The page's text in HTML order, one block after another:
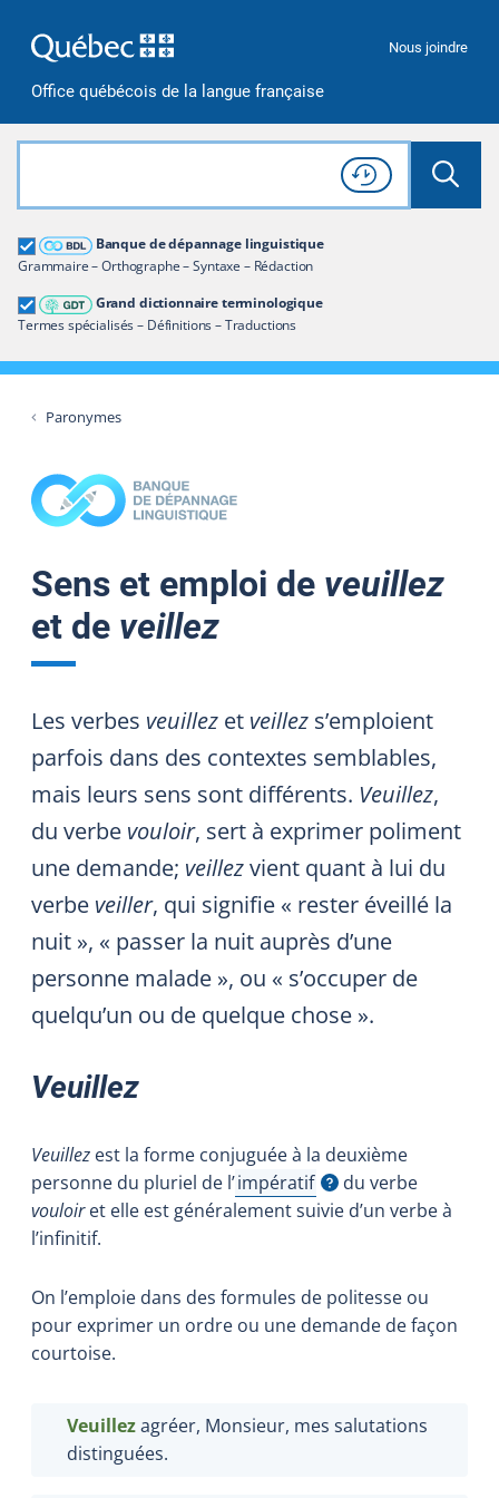
Office québécois de la langue française
Nous joindre
Rechercher dans tout le site
Lancer
Consulter l'
Historique
de recherche
Banque de dépannage linguistique
Grammaire – Orthographe – Syntaxe – Rédaction
Grand dictionnaire terminologique
Termes spécialisés – Définitions – Traductions
Grand dictionnaire terminologique
Restreindre aux termes
Paronymes
Sens et emploi de veuillez
et de veillez
Les verbes veuillez et veillez s’emploient
parfois dans des contextes semblables,
mais leurs sens sont différents. Veuillez,
du verbe vouloir, sert à exprimer poliment
une demande; veillezvient quant à lui du
verbe veiller, qui signifie « rester éveillé la
nuit », « passer la nuit auprès d’une
personne malade », ou « s’occuper de
quelqu’un ou de quelque chose ».
Veuillez
Veuillez est la forme conjuguée à la deuxième
personne du pluriel de l’impératif
Afficher l'infobulle
du verbe
vouloiret elle est généralement suivie d’un verbe à
l’infinitif.
On l’emploie dans des formules de politesse ou
pour exprimer un ordre ou une demande de façon
courtoise.
Veuillezagréer, Monsieur, mes salutations
distinguées.